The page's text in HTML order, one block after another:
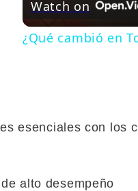
Watch on
¿Qué cambió en
esenciales con los
de alto desempeño